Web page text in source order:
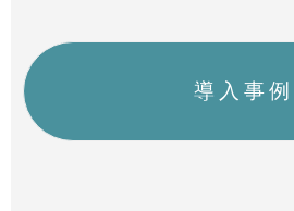
導入事例